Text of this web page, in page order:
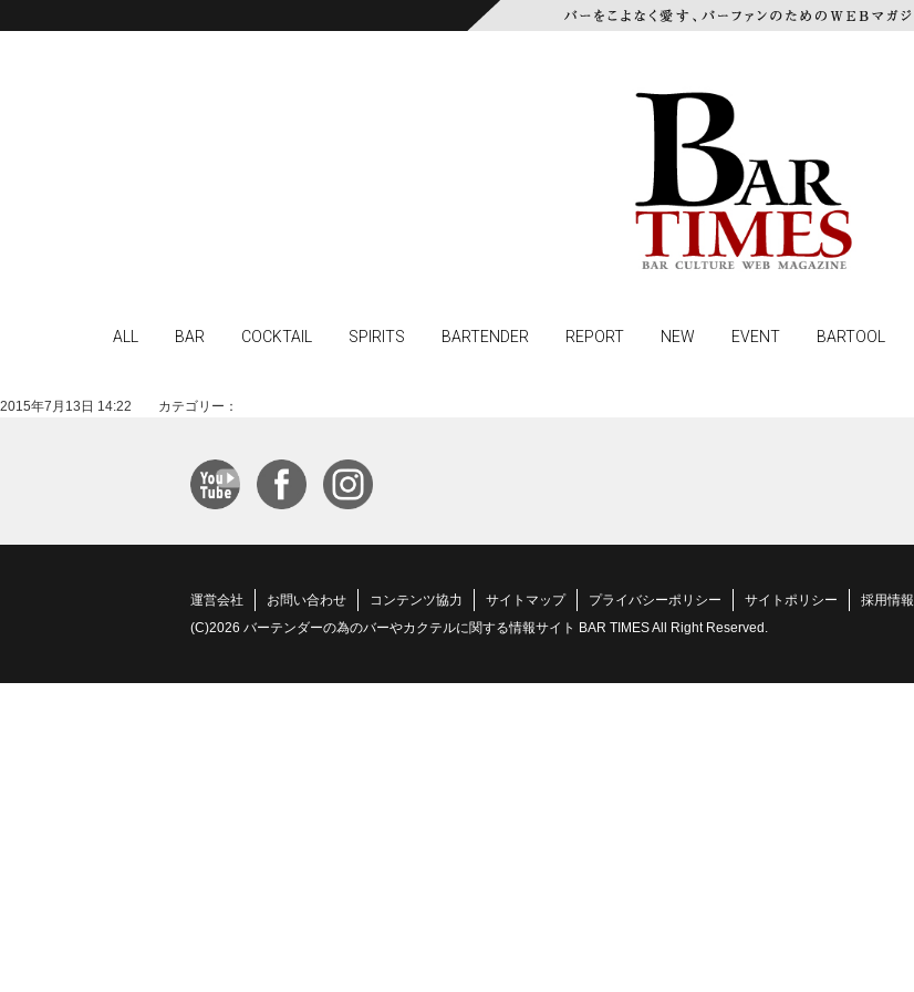
ALL BAR COCKTAIL SPIRITS BARTENDER REPORT NEW EVENT BARTOOL
2015年7月13日 14:22 カテゴリー：
運営会社 お問い合わせ コンテンツ協力 サイトマップ プライバシーポリシー サイトポリシー
採用情報
(C)2026 バーテンダーの為のバーやカクテルに関する情報サイト BAR TIMES All Right Reserved.